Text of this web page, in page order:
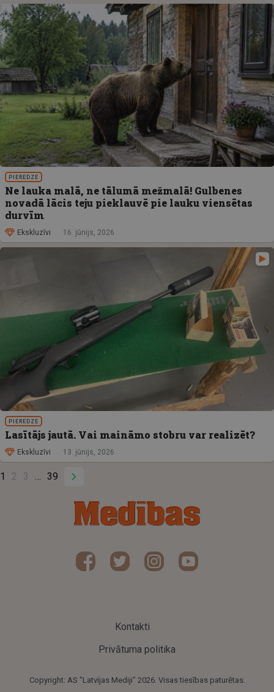
PIEREDZE
Ne lauka malā, ne tālumā mežmalā! Gulbenes
novadā lācis teju pieklauvē pie lauku viensētas
durvīm
Ekskluzīvi 16. jūnijs, 2026
PIEREDZE
Lasītājs jautā. Vai maināmo stobru var realizēt?
Ekskluzīvi 13. jūnijs, 2026
1 2 3 39
Copyright: AS "Latvijas Mediji" 2026. Visas tiesības paturētas.
Kontakti
Privātuma politika